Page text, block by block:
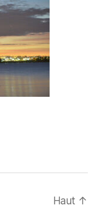
Haut ↑